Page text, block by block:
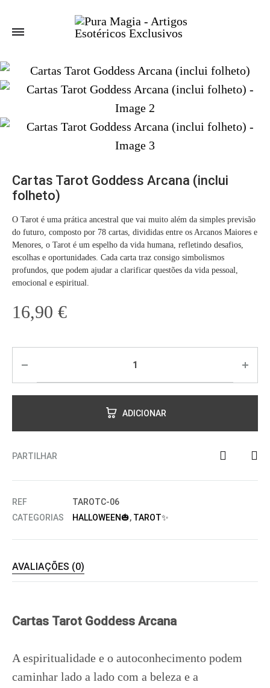
Cartas Tarot Goddess Arcana (inclui
folheto)
O Tarot é uma prática ancestral que vai muito além da simples previsão
do futuro, composto por 78 cartas, divididas entre os Arcanos Maiores e
Menores, o Tarot é um espelho da vida humana, refletindo desafios,
escolhas e oportunidades. Cada carta traz consigo simbolismos
profundos, que podem ajudar a clarificar questões da vida pessoal,
emocional e espiritual.
16,90 €
ADICIONAR
PARTILHAR
REF
TAROTC-06
CATEGORIAS
HALLOWEEN🎃, TAROT✨
AVALIAÇÕES (0)
Cartas Tarot Goddess Arcana
A espiritualidade e o autoconhecimento podem
caminhar lado a lado com a beleza e a